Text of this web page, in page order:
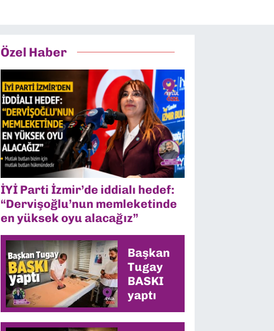
Özel Haber
İYİ Parti İzmir’de iddialı hedef:
“Dervişoğlu’nun memleketinde
en yüksek oyu alacağız”
Başkan
Tugay
BASKI
yaptı